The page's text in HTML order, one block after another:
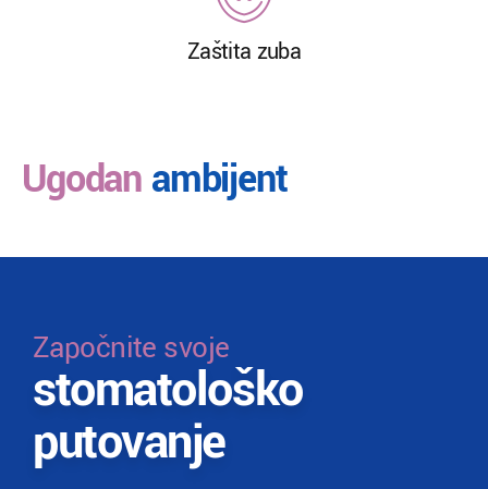
Zaštita zuba
Ugodan ambijent
Započnite svoje
stomatološko
putovanje